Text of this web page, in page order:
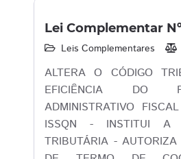
Lei Complementar
Leis Complementares
ALTERA O CÓDIGO
EFICIÊNCIA DO
ADMINISTRATIVO
ISSQN - INSTITUI A
TRIBUTÁRIA -